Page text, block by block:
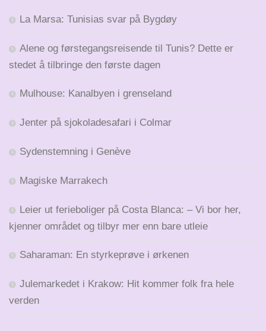
La Marsa: Tunisias svar på Bygdøy
Alene og førstegangsreisende til Tunis? Dette er
stedet å tilbringe den første dagen
Mulhouse: Kanalbyen i grenseland
Jenter på sjokoladesafari i Colmar
Sydenstemning i Genève
Magiske Marrakech
Leier ut ferieboliger på Costa Blanca: – Vi bor her,
kjenner området og tilbyr mer enn bare utleie
Saharaman: En styrkeprøve i ørkenen
Julemarkedet i Krakow: Hit kommer folk fra hele
verden